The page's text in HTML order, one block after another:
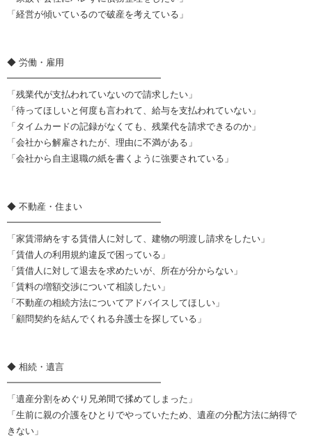
「経営が傾いているので破産を考えている」
◆ 労働・雇用
━━━━━━━━━━━━━━━━━
「残業代が支払われていないので請求したい」
「待ってほしいと何度も言われて、給与を支払われていない」
「タイムカードの記録がなくても、残業代を請求できるのか」
「会社から解雇されたが、理由に不満がある」
「会社から自主退職の紙を書くように強要されている」
◆ 不動産・住まい
━━━━━━━━━━━━━━━━━
「家賃滞納をする賃借人に対して、建物の明渡し請求をしたい」
「賃借人の利用規約違反で困っている」
「賃借人に対して退去を求めたいが、所在が分からない」
「賃料の増額交渉について相談したい」
「不動産の相続方法についてアドバイスしてほしい」
「顧問契約を結んでくれる弁護士を探している」
◆ 相続・遺言
━━━━━━━━━━━━━━━━━
「遺産分割をめぐり兄弟間で揉めてしまった」
「生前に親の介護をひとりでやっていたため、遺産の分配方法に納得で
きない」